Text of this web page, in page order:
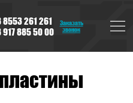
8553 261 261
917 885 50 00
Заказать
звонок